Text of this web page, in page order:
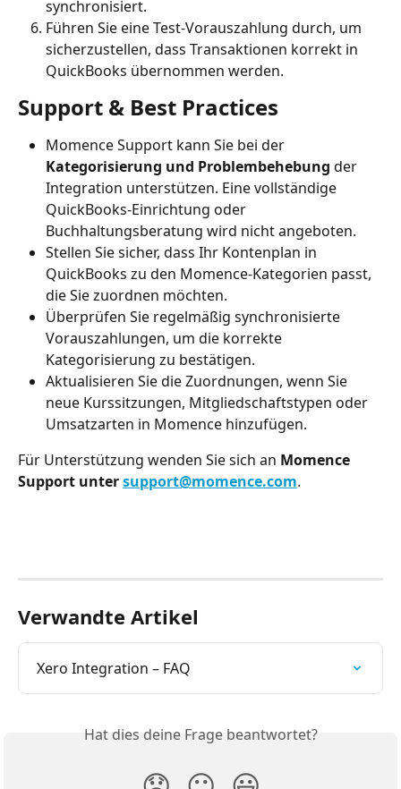
synchronisiert.
Führen Sie eine Test-Vorauszahlung durch, um
sicherzustellen, dass Transaktionen korrekt in
QuickBooks übernommen werden.
Support & Best Practices
Momence Support kann Sie bei der
Kategorisierung und Problembehebung der
Integration unterstützen. Eine vollständige
QuickBooks-Einrichtung oder
Buchhaltungsberatung wird nicht angeboten.
Stellen Sie sicher, dass Ihr Kontenplan in
QuickBooks zu den Momence-Kategorien passt,
die Sie zuordnen möchten.
Überprüfen Sie regelmäßig synchronisierte
Vorauszahlungen, um die korrekte
Kategorisierung zu bestätigen.
Aktualisieren Sie die Zuordnungen, wenn Sie
neue Kurssitzungen, Mitgliedschaftstypen oder
Umsatzarten in Momence hinzufügen.
Für Unterstützung wenden Sie sich an Momence
Support unter support@momence.com.
Verwandte Artikel
Xero Integration – FAQ
Hat dies deine Frage beantwortet?